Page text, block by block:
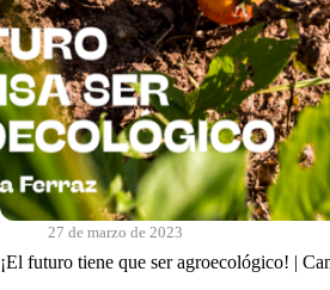
27 de marzo de 2023
¡El futuro tiene que ser agroecológico! |